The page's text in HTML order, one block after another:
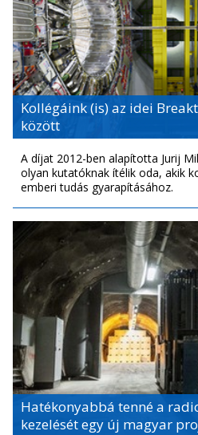
Kollégáink (is) az idei
között
A díjat 2012-ben alapította Jurij
olyan kutatóknak ítélik oda, akik
emberi tudás gyarapításához.
Hatékonyabbá tenné a
kezelését egy új magyar